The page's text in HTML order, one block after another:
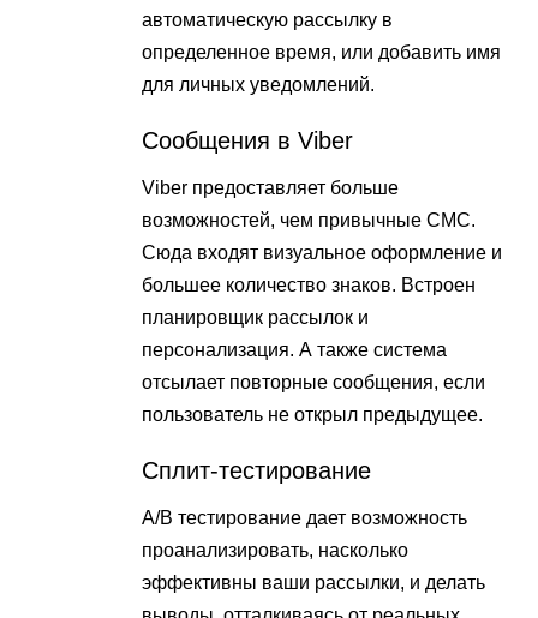
автоматическую рассылку в
определенное время, или добавить имя
для личных уведомлений.
Сообщения в Viber
Viber предоставляет больше
возможностей, чем привычные СМС.
Сюда входят визуальное оформление и
большее количество знаков. Встроен
планировщик рассылок и
персонализация. А также система
отсылает повторные сообщения, если
пользователь не открыл предыдущее.
Сплит-тестирование
А/В тестирование дает возможность
проанализировать, насколько
эффективны ваши рассылки, и делать